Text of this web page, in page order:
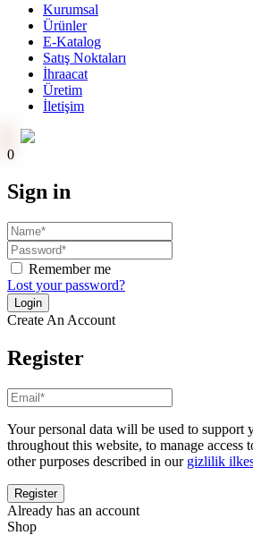
Kurumsal
Ürünler
E-Katalog
Satış Noktaları
İhraacat
Üretim
İletişim
0
Sign in
Remember me
Lost your password?
Create An Account
Register
Your personal data will be used to support
throughout this website, to manage access
other purposes described in our gizlilik
Already has an account
Shop